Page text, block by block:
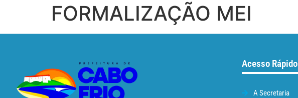
FORMALIZAÇÃO MEI
Acesso Rápido
A Secretaria